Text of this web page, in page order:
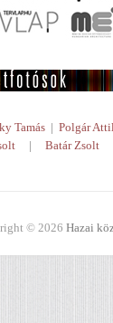
Tamás | Polgár
| Batár Zsolt
© 2026 Hazai